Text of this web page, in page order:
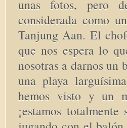
unas fotos, pero
considerada como
Tanjung Aan. El
que nos espera lo
nosotras a darnos un
una playa
hemos visto y un
¡estamos